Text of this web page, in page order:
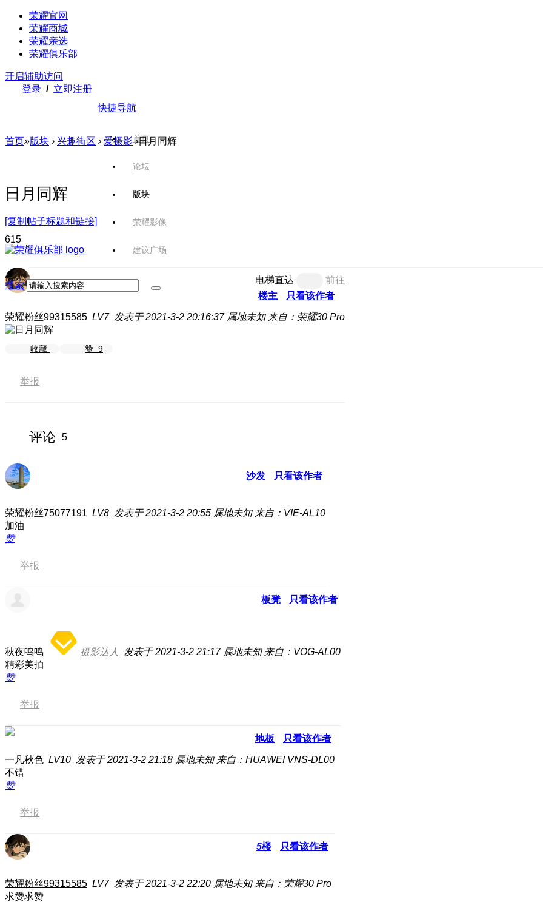
荣耀官网
荣耀商城
荣耀亲选
荣耀俱乐部
开启辅助访问
登录 / 立即注册
快捷导航
首页
论坛
版块
荣耀影像
建议广场
搜索
首页»版块 › 兴趣街区 › 爱摄影 ›日月同辉
日月同辉
[复制帖子标题和链接]
615
电梯直达
前往
楼主
只看该作者
荣耀粉丝99315585 LV7 发表于 2021-3-2 20:16:37 属地未知 来自：荣耀30 Pro
收藏 赞 9
举报
评论 5
沙发 只看该作者
荣耀粉丝75077191 LV8 发表于 2021-3-2 20:55 属地未知 来自：VIE-AL10
加油
赞
举报
板凳 只看该作者
秋夜鸣鸣 摄影达人 发表于 2021-3-2 21:17 属地未知 来自：VOG-AL00
精彩美拍
赞
举报
地板 只看该作者
一凡秋色 LV10 发表于 2021-3-2 21:18 属地未知 来自：HUAWEI VNS-DL00
不错
赞
举报
5楼 只看该作者
荣耀粉丝99315585 LV7 发表于 2021-3-2 22:20 属地未知 来自：荣耀30 Pro
求赞求赞